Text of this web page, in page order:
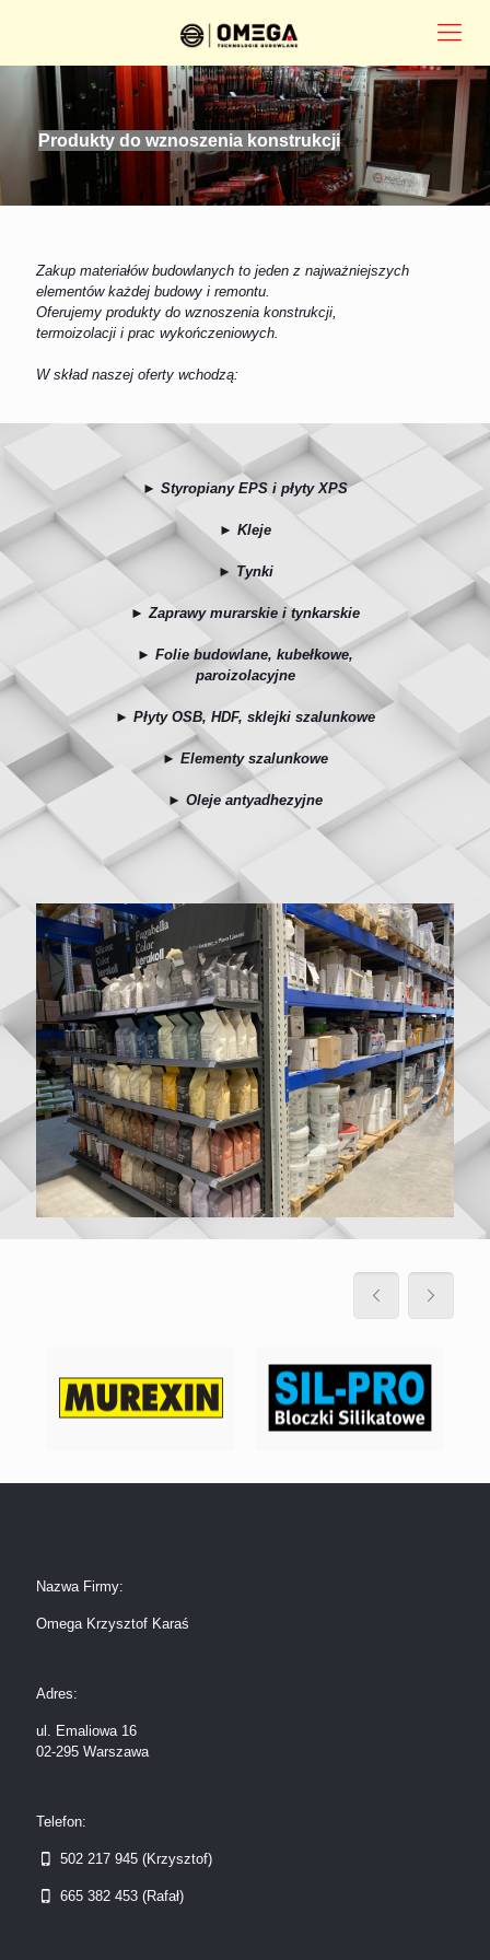
Produkty do wznoszenia konstrukcji
Zakup materiałów budowlanych to jeden z najważniejszych
elementów każdej budowy i remontu.
Oferujemy produkty do wznoszenia konstrukcji,
termoizolacji i prac wykończeniowych.
W skład naszej oferty wchodzą:
► Styropiany EPS i płyty XPS
► Kleje
► Tynki
► Zaprawy murarskie i tynkarskie
► Folie budowlane, kubełkowe,
paroizolacyjne
► Płyty OSB, HDF, sklejki szalunkowe
► Elementy szalunkowe
► Oleje antyadhezyjne
Nazwa Firmy:
Omega Krzysztof Karaś
Adres:
ul. Emaliowa 16
02-295 Warszawa
Telefon:
502 217 945 (Krzysztof)
665 382 453 (Rafał)